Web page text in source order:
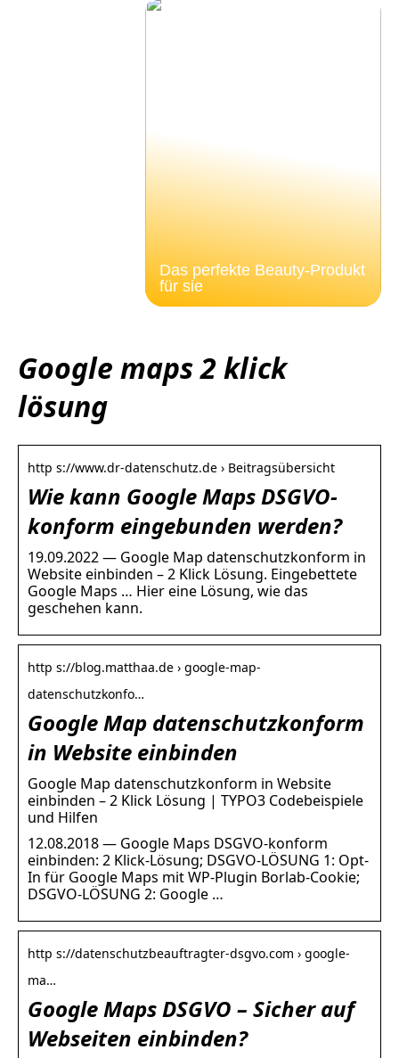
Das perfekte Beauty-Produkt
für sie
Google maps 2 klick
lösung
http s://www.dr-datenschutz.de › Beitragsübersicht
Wie kann Google Maps DSGVO-
konform eingebunden werden?
19.09.2022 — Google Map datenschutzkonform in
Website einbinden – 2 Klick Lösung. Eingebettete
Google Maps … Hier eine Lösung, wie das
geschehen kann.
http s://blog.matthaa.de › google-map-
datenschutzkonfo…
Google Map datenschutzkonform
in Website einbinden
Google Map datenschutzkonform in Website
einbinden – 2 Klick Lösung | TYPO3 Codebeispiele
und Hilfen
12.08.2018 — Google Maps DSGVO-konform
einbinden: 2 Klick-Lösung; DSGVO-LÖSUNG 1: Opt-
In für Google Maps mit WP-Plugin Borlab-Cookie;
DSGVO-LÖSUNG 2: Google …
http s://datenschutzbeauftragter-dsgvo.com › google-
ma…
Google Maps DSGVO – Sicher auf
Webseiten einbinden?